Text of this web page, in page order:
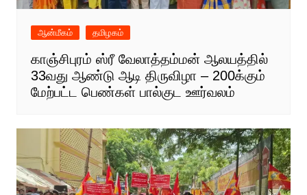
ஆன்மீகம் தமிழகம்
காஞ்சிபுரம் ஸ்ரீ வேலாத்தம்மன் ஆலயத்தில்
33வது ஆண்டு ஆடி திருவிழா – 200க்கும்
மேற்பட்ட பெண்கள் பால்குட ஊர்வலம்